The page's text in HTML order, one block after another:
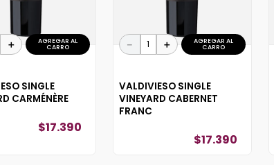
＋ AGREGAR AL
CARRO
SINGLE
CARMÉNÈRE
$17.390
＋
－ AGREGAR AL
CARRO
VALDIVIESO SINGLE
VINEYARD CABERNET
FRANC
$17.390